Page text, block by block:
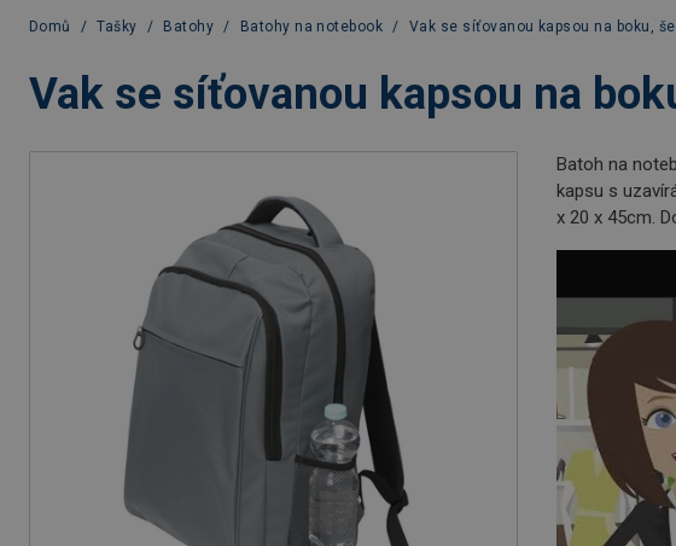
Domů / Tašky / Batohy / Batohy na notebook / Vak se síťovanou kapsou na boku,
Vak se síťovanou kapsou na
Batoh na
kapsu s
x 20 x 45cm.